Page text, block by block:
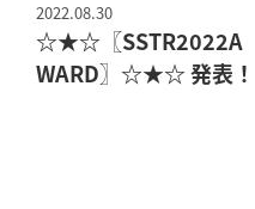
2022.08.30
☆★☆〖SSTR2022A
WARD〗☆★☆ 発表！